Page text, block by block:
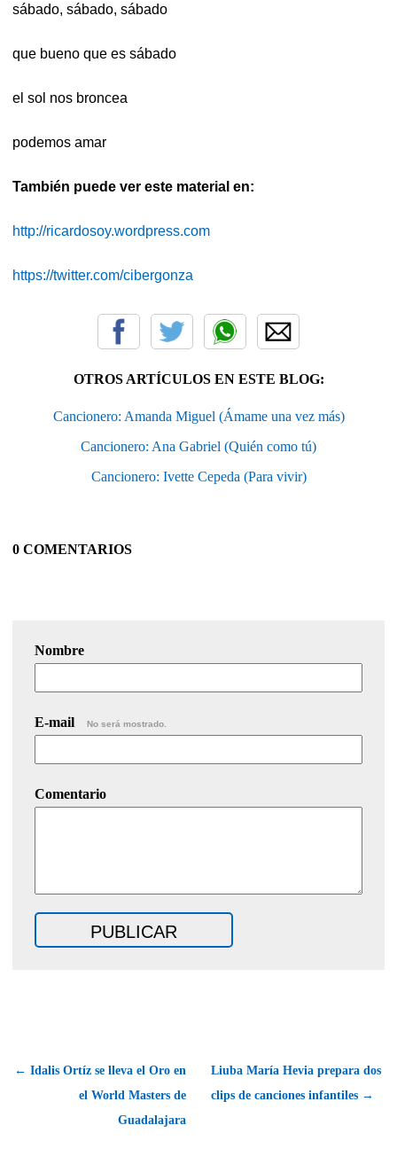
sábado, sábado, sábado
que bueno que es sábado
el sol nos broncea
podemos amar
También puede ver este material en:
http://ricardosoy.wordpress.com
https://twitter.com/cibergonza
OTROS ARTÍCULOS EN ESTE BLOG:
Cancionero: Amanda Miguel (Ámame una vez más)
Cancionero: Ana Gabriel (Quién como tú)
Cancionero: Ivette Cepeda (Para vivir)
0 COMENTARIOS
Nombre
E-mail No será mostrado.
Comentario
← Idalis Ortíz se lleva el Oro en
el World Masters de
Guadalajara
Liuba María Hevia prepara dos
clips de canciones infantiles →